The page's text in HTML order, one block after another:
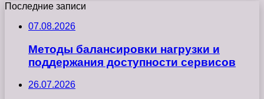
Последние записи
07.08.2026
Методы балансировки нагрузки и
поддержания доступности сервисов
26.07.2026